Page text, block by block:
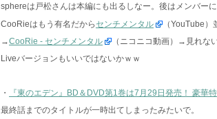
sphereは戸松さんは本編にも出るしなー。後はメンバーに
CooRieはもう有名だから センチメンタル
（YouTube）
→CooRie - センチメンタル （ニコニコ動画）→見れな
Liveバージョンもいいではないかｗｗ
・ 『東のエデン』BD＆DVD第1巻は7月29日発売！ 豪華
最終話までのタイトルが一時出てしまったみたいで。